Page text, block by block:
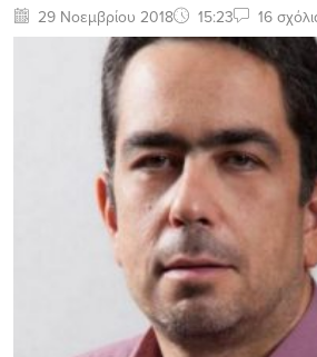
29 Νοεμβρίου 2018 15:23 16